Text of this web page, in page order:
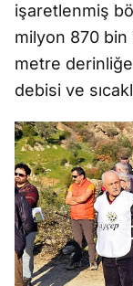
işaretlenmiş
milyon 870
metre
debisi ve